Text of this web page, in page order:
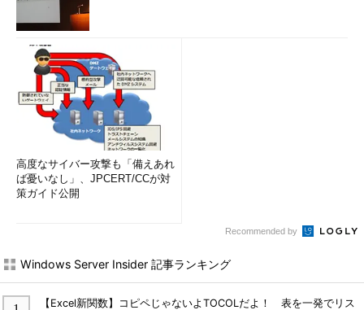
高度なサイバー攻撃も「備えあれ
ば憂いなし」、JPCERT/CCが対
策ガイド公開
Recommended by
Windows Server Insider 記事ランキング
【Excel新関数】コピペじゃないよTOCOLだよ！ 表を一発でリス